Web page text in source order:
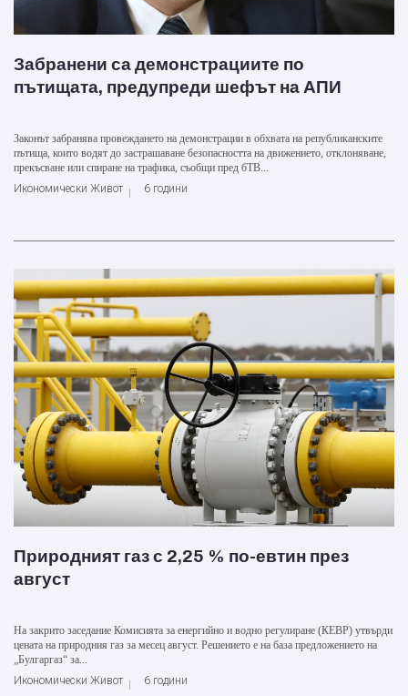
Забранени са демонстрациите по
пътищата, предупреди шефът на АПИ
Законът забранява провеждането на демонстрации в обхвата на републиканските
пътища, които водят до застрашаване безопасността на движението, отклоняване,
прекъсване или спиране на трафика, съобщи пред бТВ...
Икономически Живот
6 години
Природният газ с 2,25 % по-евтин през
август
На закрито заседание Комисията за енергийно и водно регулиране (КЕВР) утвърди
цената на природния газ за месец август. Решението е на база предложението на
„Булгаргаз“ за...
Икономически Живот
6 години